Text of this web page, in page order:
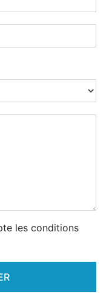
les conditions